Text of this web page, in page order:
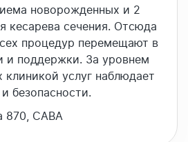
новорожденных и 2
кесарева сечения. Отсюда
процедур перемещают в
и поддержки. За уровнем
клиникой услуг наблюдает
безопасности.
870, CABA